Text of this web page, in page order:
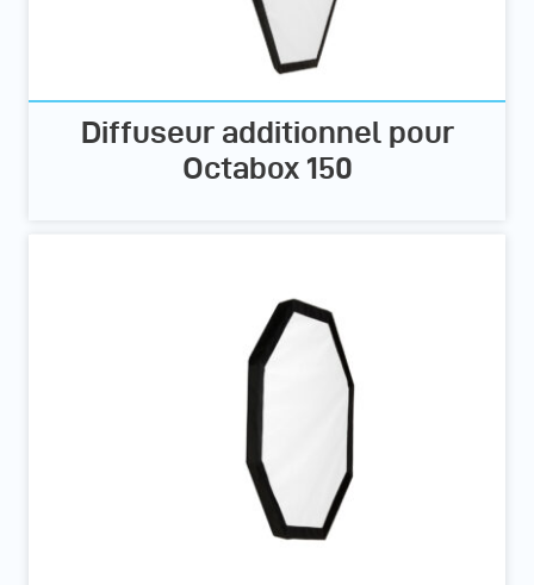
Diffuseur additionnel pour
Octabox 150